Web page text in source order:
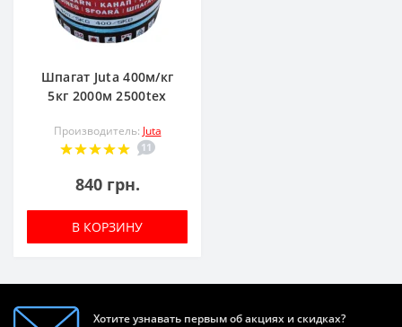
Шпагат Juta 400м/кг
5кг 2000м 2500tex
Производитель: Juta
11
840 грн.
В КОРЗИНУ
Хотите узнавать первым об акциях и скидках?